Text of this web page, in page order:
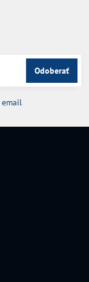
Odoberať